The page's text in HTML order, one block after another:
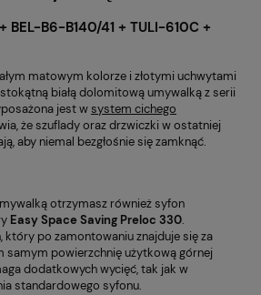
BEL-B6-B140/41 + TULI-610C +
matowym kolorze i złotymi uchwytami
białą dolomitową umywalką z serii
jest wsystem cichego
że szuflady oraz drzwiczki w ostatniej
aby niemal bezgłośnie się zamknąć.
otrzymasz również syfon
Easy Space Saving Preloc 330.
który po zamontowaniu znajduje się za
samym powierzchnię użytkową górnej
dodatkowych wycięć, tak jak w
standardowego syfonu.